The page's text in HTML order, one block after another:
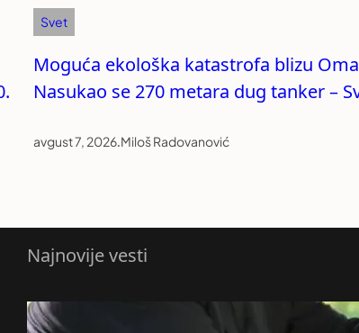
Svet
Moguća ekološka katastrofa blizu
Nasukao se 270 metara dug tanker –
avgust 7, 2026.Miloš Radovanović
Najnovije vesti
Nemački list o dolasku